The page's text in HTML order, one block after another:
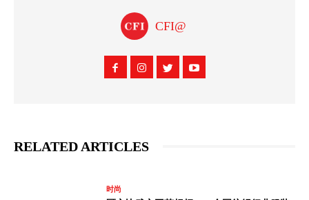
CFI@
RELATED ARTICLES
时尚